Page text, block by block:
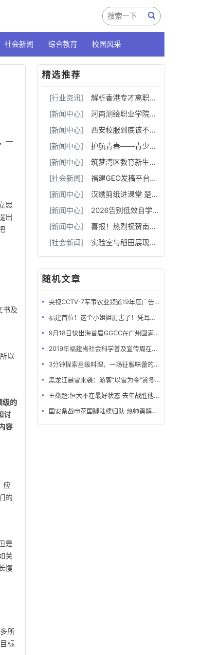
社会新闻 综合教育 校园风采
一
思
出
书及
以
级的
讨
容
应
的
是
关
慢
所
标
精选推荐
[行业资讯]
解析香港专才离职断签问题，5 点教你辨别合作雇主资质
[新闻中心]
河南测绘职业学院：融媒聚力守阵地 数字赋能育新人
[新闻中心]
西安校服到底该不该推向市场化？该如何市场化？由谁来做？
[新闻中心]
护航青春——青少年健康成长案例交流推广活动在绵阳成功举办
[新闻中心]
筑梦湾区教育新生态！树梦学旅大湾区运营中心暨博韬社群教育俱乐部正式揭牌启幕
[社会新闻]
福建GEO发稿平台怎么选？两大本土合规推广平台实测推荐
[新闻中心]
汉绣剪纸进课堂 楚韵非遗润童心
[新闻中心]
2026告别低效自学，武汉高三补习机构华壹高考18-20人小班，每30-50分独立成班
[新闻中心]
喜报！热烈祝贺南充市和平路小学在国家级艺术竞赛中荣获一等奖！
[社会新闻]
实验室与稻田展现的青春色彩
随机文章
央视CCTV-7军事农业频道19年度广告刊例价格表
福建首位！这个小姐姐厉害了！凭耳朵为钢琴“治病”
9月18日快出海首届GGCC在广州圆满落幕!
2019年福建省社会科学普及宣传周在牙立方松鼠口腔开展
3分钟探索星级料理，一场征服味蕾的极限挑战
黑龙江暴雪来袭：游客“以雪为令”赏冬景
王燊超:恒大不在最好状态 去年战胜他们奠定夺冠基础
国安备战申花国脚陆续归队 热帅需解决间歇期后遗症